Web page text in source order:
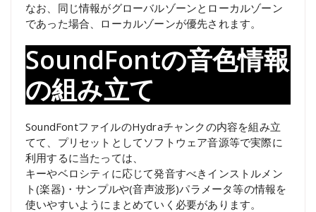
なお、同じ情報がグローバルゾーンとローカルゾーン
であった場合、ローカルゾーンが優先されます。
SoundFontの音色情報
の組み立て
SoundFontファイルのHydraチャンクの内容を組み立
てて、プリセットとしてソフトウェア音源等で実際に
利用するに当たっては、
キーやベロシティに応じて発音すべきインストルメン
ト(楽器)・サンプルや(音声波形)パラメータ等の情報を
使いやすいようにまとめていく必要があります。